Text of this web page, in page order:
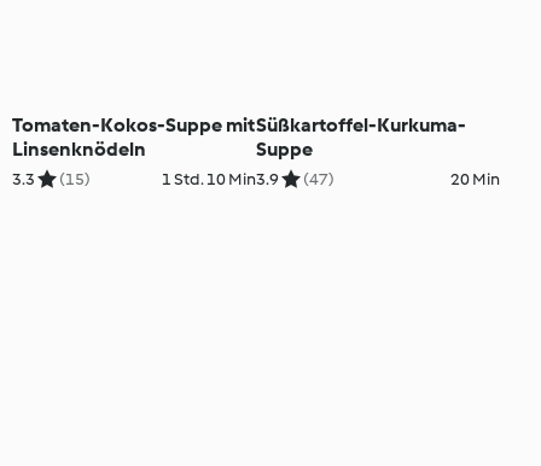
Tomaten-Kokos-Suppe mit
Linsenknödeln
3.3 (15) 1 Std. 10 Min
Süßkartoffel-Kurkuma-
Suppe
3.9 (47) 20 Min